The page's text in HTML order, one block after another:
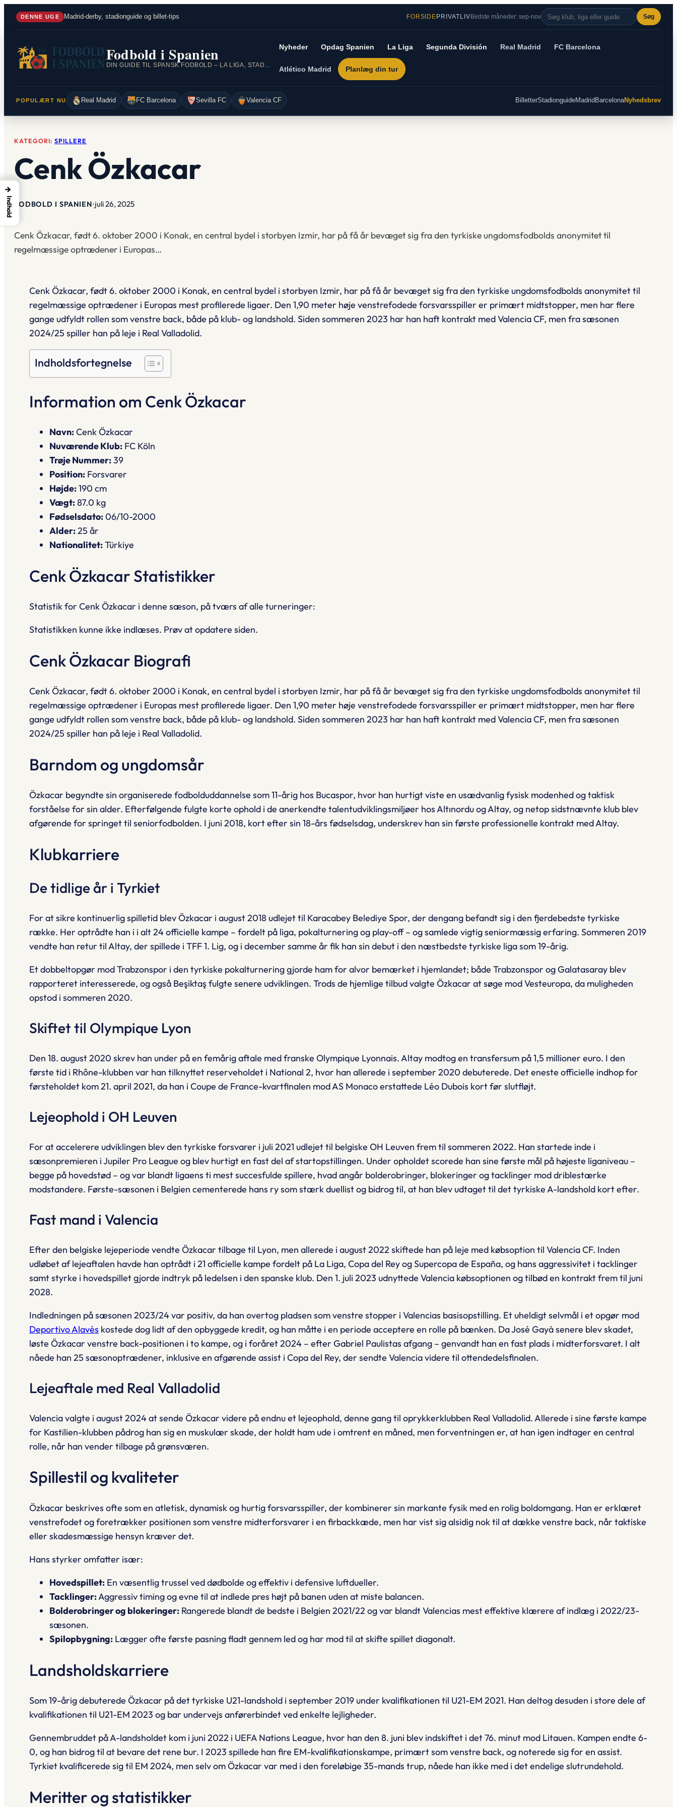
Spring
DENNE UGE Madrid-derby, stadionguide og billet-tips FORSIDEPRIVATLIVBedste måneder: sep-nov Søg
Fodbold i Spanien Nyheder Opdag Spanien La Liga Segunda División Real Madrid FC Barcelona
Atlético Madrid Planlæg din tur
POPULÆRT NU Real Madrid FC Barcelona Sevilla FC Valencia CF BilletterStadionguideMadrid BarcelonaNyhedsbrev
KATEGORI: SPILLERE
Cenk Özkacar
FODBOLD I SPANIEN•juli 26, 2025
Cenk Özkacar, født 6. oktober 2000 i Konak, en central bydel i storbyen Izmir, har på få år bevæget sig fra den tyrkiske ungdomsfodbolds anonymitet til
regelmæssige optrædener i Europas…
Cenk Özkacar, født 6. oktober 2000 i Konak, en central bydel i storbyen Izmir, har på få år bevæget sig fra den tyrkiske ungdomsfodbolds anonymitet til
regelmæssige optrædener i Europas mest profilerede ligaer. Den 1,90 meter høje venstrefodede forsvarsspiller er primært midtstopper, men har flere
gange udfyldt rollen som venstre back, både på klub- og landshold. Siden sommeren 2023 har han haft kontrakt med Valencia CF, men fra sæsonen
2024/25 spiller han på leje i Real Valladolid.
Indholdsfortegnelse
Information om Cenk Özkacar
Navn:Cenk Özkacar
Nuværende Klub:FC Köln
Trøje Nummer:39
Position:Forsvarer
Højde:190 cm
Vægt:87.0 kg
Fødselsdato:06/10-2000
Alder:25 år
Nationalitet:Türkiye
Cenk Özkacar Statistikker
Statistik for Cenk Özkacar i denne sæson, på tværs af alle turneringer:
Statistikken kunne ikke indlæses. Prøv at opdatere siden.
Cenk Özkacar Biografi
Cenk Özkacar, født 6. oktober 2000 i Konak, en central bydel i storbyen Izmir, har på få år bevæget sig fra den tyrkiske ungdomsfodbolds anonymitet til
regelmæssige optrædener i Europas mest profilerede ligaer. Den 1,90 meter høje venstrefodede forsvarsspiller er primært midtstopper, men har flere
gange udfyldt rollen som venstre back, både på klub- og landshold. Siden sommeren 2023 har han haft kontrakt med Valencia CF, men fra sæsonen
2024/25 spiller han på leje i Real Valladolid.
Barndom og ungdomsår
Özkacar begyndte sin organiserede fodbolduddannelse som 11-årig hos Bucaspor, hvor han hurtigt viste en usædvanlig fysisk modenhed og taktisk
forståelse for sin alder. Efterfølgende fulgte korte ophold i de anerkendte talentudviklingsmiljøer hos Altınordu og Altay, og netop sidstnævnte klub blev
afgørende for springet til seniorfodbolden. I juni 2018, kort efter sin 18-års fødselsdag, underskrev han sin første professionelle kontrakt med Altay.
Klubkarriere
De tidlige år i Tyrkiet
For at sikre kontinuerlig spilletid blev Özkacar i august 2018 udlejet til Karacabey Belediye Spor, der dengang befandt sig i den fjerdebedste tyrkiske
række. Her optrådte han i i alt 24 officielle kampe – fordelt på liga, pokalturnering og play-off – og samlede vigtig seniormæssig erfaring. Sommeren 2019
vendte han retur til Altay, der spillede i TFF 1. Lig, og i december samme år fik han sin debut i den næstbedste tyrkiske liga som 19-årig.
Et dobbeltopgør mod Trabzonspor i den tyrkiske pokalturnering gjorde ham for alvor bemærket i hjemlandet; både Trabzonspor og Galatasaray blev
rapporteret interesserede, og også Beşiktaş fulgte senere udviklingen. Trods de hjemlige tilbud valgte Özkacar at søge mod Vesteuropa, da muligheden
opstod i sommeren 2020.
Skiftet til Olympique Lyon
Den 18. august 2020 skrev han under på en femårig aftale med franske Olympique Lyonnais. Altay modtog en transfersum på 1,5 millioner euro. I den
første tid i Rhône-klubben var han tilknyttet reserveholdet i National 2, hvor han allerede i september 2020 debuterede. Det eneste officielle indhop for
førsteholdet kom 21. april 2021, da han i Coupe de France-kvartfinalen mod AS Monaco erstattede Léo Dubois kort før slutfløjt.
Lejeophold i OH Leuven
For at accelerere udviklingen blev den tyrkiske forsvarer i juli 2021 udlejet til belgiske OH Leuven frem til sommeren 2022. Han startede inde i
sæsonpremieren i Jupiler Pro League og blev hurtigt en fast del af startopstillingen. Under opholdet scorede han sine første mål på højeste liganiveau –
begge på hovedstød – og var blandt ligaens ti mest succesfulde spillere, hvad angår bolderobringer, blokeringer og tacklinger mod driblestærke
modstandere. Første-sæsonen i Belgien cementerede hans ry som stærk duellist og bidrog til, at han blev udtaget til det tyrkiske A-landshold kort efter.
Fast mand i Valencia
Efter den belgiske lejeperiode vendte Özkacar tilbage til Lyon, men allerede i august 2022 skiftede han på leje med købsoption til Valencia CF. Inden
udløbet af lejeaftalen havde han optrådt i 21 officielle kampe fordelt på La Liga, Copa del Rey og Supercopa de España, og hans aggressivitet i tacklinger
samt styrke i hovedspillet gjorde indtryk på ledelsen i den spanske klub. Den 1. juli 2023 udnyttede Valencia købsoptionen og tilbød en kontrakt frem til juni
2028.
Indledningen på sæsonen 2023/24 var positiv, da han overtog pladsen som venstre stopper i Valencias basisopstilling. Et uheldigt selvmål i et opgør mod
Deportivo Alavés kostede dog lidt af den opbyggede kredit, og han måtte i en periode acceptere en rolle på bænken. Da José Gayà senere blev skadet,
løste Özkacar venstre back-positionen i to kampe, og i foråret 2024 – efter Gabriel Paulistas afgang – genvandt han en fast plads i midterforsvaret. I alt
nåede han 25 sæsonoptrædener, inklusive en afgørende assist i Copa del Rey, der sendte Valencia videre til ottendedelsfinalen.
Lejeaftale med Real Valladolid
Valencia valgte i august 2024 at sende Özkacar videre på endnu et lejeophold, denne gang til oprykkerklubben Real Valladolid. Allerede i sine første kampe
for Kastilien-klubben pådrog han sig en muskulær skade, der holdt ham ude i omtrent en måned, men forventningen er, at han igen indtager en central
rolle, når han vender tilbage på grønsværen.
Spillestil og kvaliteter
Özkacar beskrives ofte som en atletisk, dynamisk og hurtig forsvarsspiller, der kombinerer sin markante fysik med en rolig boldomgang. Han er erklæret
venstrefodet og foretrækker positionen som venstre midterforsvarer i en firbackkæde, men har vist sig alsidig nok til at dække venstre back, når taktiske
eller skadesmæssige hensyn kræver det.
Hans styrker omfatter især:
Hovedspillet:En væsentlig trussel ved dødbolde og effektiv i defensive luftdueller.
Tacklinger:Aggressiv timing og evne til at indlede pres højt på banen uden at miste balancen.
Bolderobringer og blokeringer:Rangerede blandt de bedste i Belgien 2021/22 og var blandt Valencias mest effektive klærere af indlæg i 2022/23-
sæsonen.
Spilopbygning:Lægger ofte første pasning fladt gennem led og har mod til at skifte spillet diagonalt.
Landsholdskarriere
Som 19-årig debuterede Özkacar på det tyrkiske U21-landshold i september 2019 under kvalifikationen til U21-EM 2021. Han deltog desuden i store dele af
kvalifikationen til U21-EM 2023 og bar undervejs anførerbindet ved enkelte lejligheder.
Gennembruddet på A-landsholdet kom i juni 2022 i UEFA Nations League, hvor han den 8. juni blev indskiftet i det 76. minut mod Litauen. Kampen endte 6-
0, og han bidrog til at bevare det rene bur. I 2023 spillede han fire EM-kvalifikationskampe, primært som venstre back, og noterede sig for en assist.
Tyrkiet kvalificerede sig til EM 2024, men selv om Özkacar var med i den foreløbige 35-mands trup, nåede han ikke med i det endelige slutrundehold.
Meritter og statistikker
→
Indhold